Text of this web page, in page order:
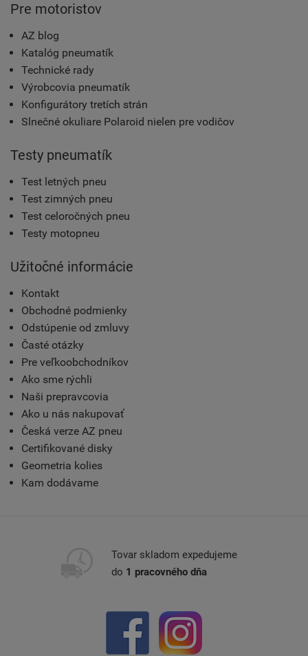
Pre motoristov
AZ blog
Katalóg pneumatík
Technické rady
Výrobcovia pneumatík
Konfigurátory tretích strán
Slnečné okuliare Polaroid nielen pre vodičov
Testy pneumatík
Test letných pneu
Test zimných pneu
Test celoročných pneu
Testy motopneu
Užitočné informácie
Kontakt
Obchodné podmienky
Odstúpenie od zmluvy
Časté otázky
Pre veľkoobchodníkov
Ako sme rýchli
Naši prepravcovia
Ako u nás nakupovať
Česká verze AZ pneu
Certifikované disky
Geometria kolies
Kam dodávame
Tovar skladom expedujeme
do 1 pracovného dňa